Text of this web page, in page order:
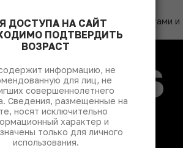
дижестива или аперитива.
с орехами, сухофруктами, фруктами и
темного шоколада.
ДОСТУПА НА САЙТ
ПОДТВЕРДИТЬ
ВОЗРАСТ
информацию, не
для лиц, не
совершеннолетнего
Сведения, размещенные на
носят исключительно
характер и
только для личного
использования.